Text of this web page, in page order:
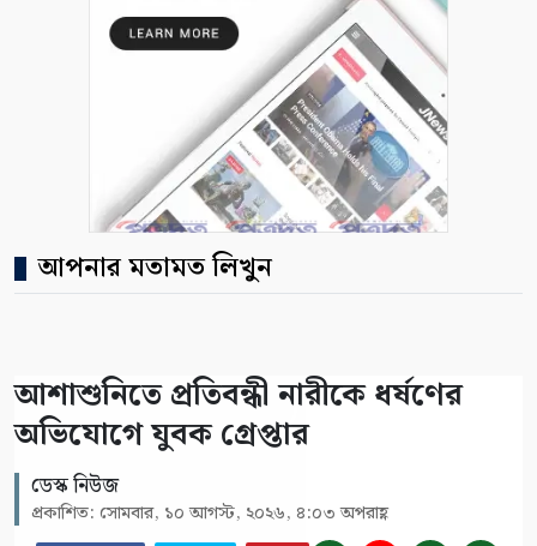
আপনার মতামত লিখুন
আশাশুনিতে প্রতিবন্ধী নারীকে ধর্ষণের
অভিযোগে যুবক গ্রেপ্তার
ডেস্ক নিউজ
প্রকাশিত: সোমবার, ১০ আগস্ট, ২০২৬, ৪:০৩ অপরাহ্ণ